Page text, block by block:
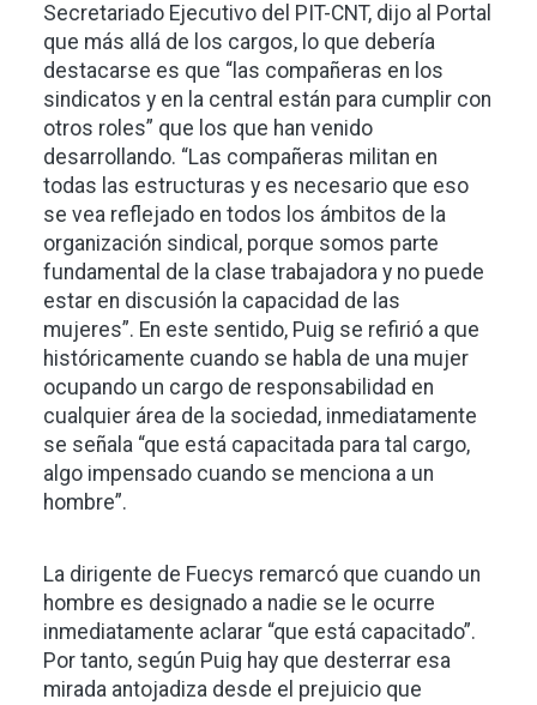
Secretariado Ejecutivo del PIT-CNT, dijo al Portal
que más allá de los cargos, lo que debería
destacarse es que “las compañeras en los
sindicatos y en la central están para cumplir con
otros roles” que los que han venido
desarrollando. “Las compañeras militan en
todas las estructuras y es necesario que eso
se vea reflejado en todos los ámbitos de la
organización sindical, porque somos parte
fundamental de la clase trabajadora y no puede
estar en discusión la capacidad de las
mujeres”. En este sentido, Puig se refirió a que
históricamente cuando se habla de una mujer
ocupando un cargo de responsabilidad en
cualquier área de la sociedad, inmediatamente
se señala “que está capacitada para tal cargo,
algo impensado cuando se menciona a un
hombre”.
La dirigente de Fuecys remarcó que cuando un
hombre es designado a nadie se le ocurre
inmediatamente aclarar “que está capacitado”.
Por tanto, según Puig hay que desterrar esa
mirada antojadiza desde el prejuicio que